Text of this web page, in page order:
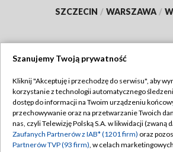
SZCZECIN / WARSZAWA /
TVP
Abonament TVP
Emisja w TVP
Regulamin TVP
Polityka
Szanujemy Twoją prywatność
Kliknij "Akceptuję i przechodzę do serwisu", aby
korzystanie z technologii automatycznego
dostęp do informacji na Twoim urządzeniu
przechowywanie oraz na przetwarzanie Twoich
nas, czyli Telewizję Polską S.A. w likwidacji (zwaną
Zaufanych Partnerów z IAB* (1201 firm) oraz
Partnerów TVP (93 firm), w celach